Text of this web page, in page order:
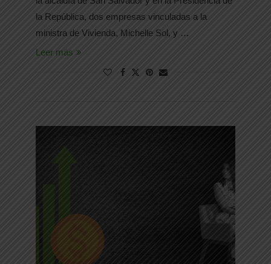
la República, dos empresas vinculadas a la
ministra de Vivienda, Michelle Sol, y …
Leer más